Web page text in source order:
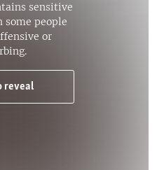
sensitive
some people
or
reveal